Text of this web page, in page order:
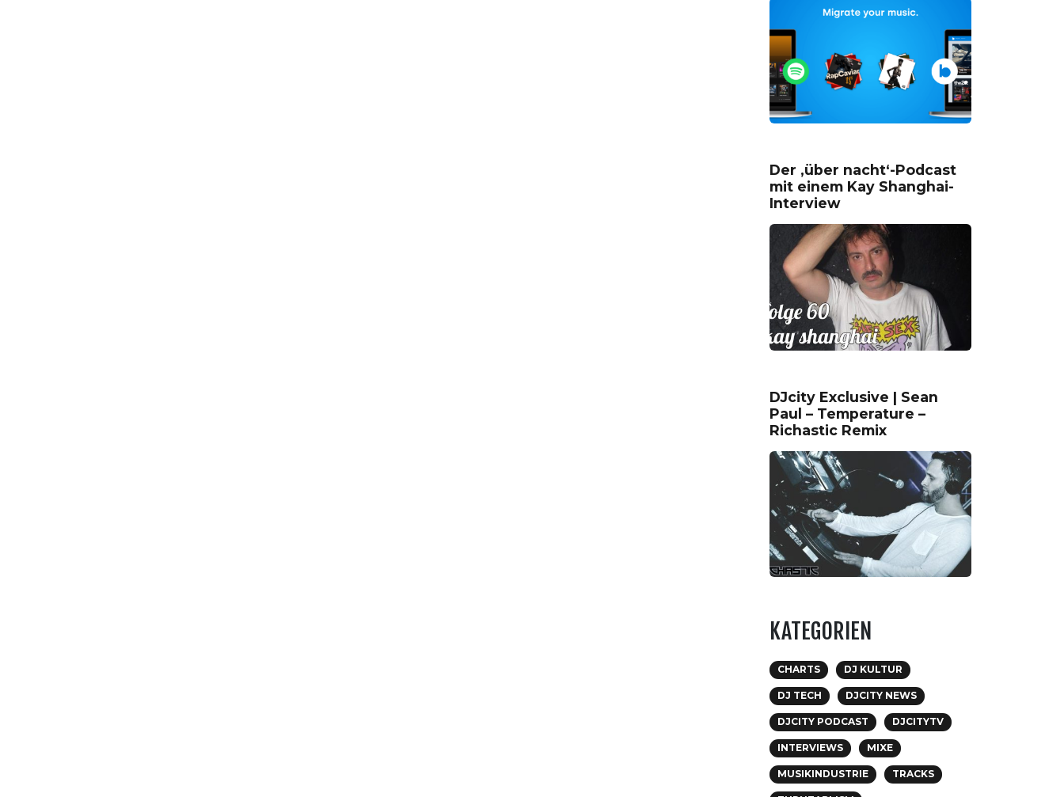
Der ‚über nacht‘-Podcast
mit einem Kay Shanghai-
Interview
DJcity Exclusive | Sean
Paul – Temperature –
Richastic Remix
KATEGORIEN
CHARTS DJ KULTUR
DJ TECH DJCITY NEWS
DJCITY PODCAST DJCITYTV
INTERVIEWS MIXE
MUSIKINDUSTRIE TRACKS